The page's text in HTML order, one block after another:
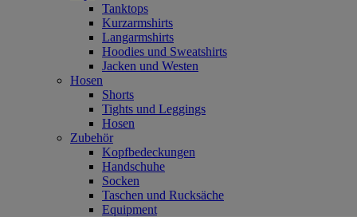
Tanktops
Kurzarmshirts
Langarmshirts
Hoodies und Sweatshirts
Jacken und Westen
Hosen
Shorts
Tights und Leggings
Hosen
Zubehör
Kopfbedeckungen
Handschuhe
Socken
Taschen und Rucksäche
Equipment